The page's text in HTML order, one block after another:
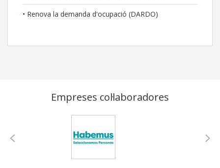
Renova la demanda d'ocupació (DARDO)
Empreses col·laboradores
Down, Burés Professional ,